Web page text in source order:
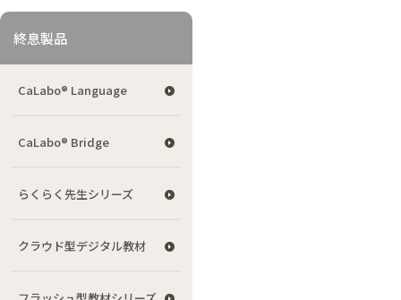
終息製品
CaLabo® Language
CaLabo® Bridge
らくらく先生シリーズ
クラウド型デジタル教材